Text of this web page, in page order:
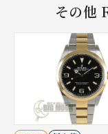
その他